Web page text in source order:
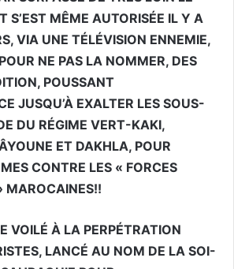
S’EST MÊME AUTORISÉE IL Y A
VIA UNE TÉLÉVISION ENNEMIE,
NE PAS LA NOMMER, DES
POUSSANT
JUSQU’À EXALTER LES SOUS-
DU RÉGIME VERT-KAKI,
ET DAKHLA, POUR
CONTRE LES « FORCES
MAROCAINES!!
VOILÉ À LA PERPÉTRATION
LANCÉ AU NOM DE LA SOI-